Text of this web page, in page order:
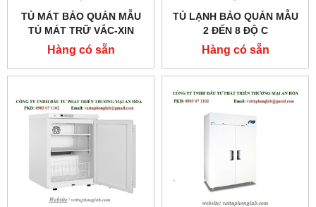
TỦ MÁT BẢO QUẢN MẪU
TỦ MÁT TRỮ VẮC-XIN
BIOBASE
Hàng có sẵn
TỦ LẠNH BẢO QUẢN MẪU
2 ĐẾN 8 ĐỘ C
Hàng có sẵn